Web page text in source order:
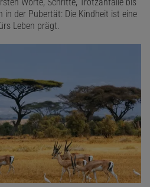
in der Pubertät: Die Kindheit ist eine
Leben prägt.